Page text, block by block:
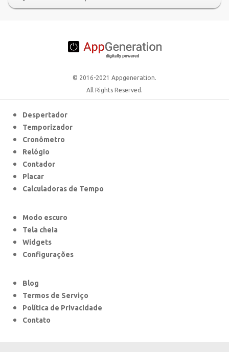
© 2016-2021 Appgeneration.
All Rights Reserved.
Despertador
Temporizador
Cronômetro
Relógio
Contador
Placar
Calculadoras de Tempo
Modo escuro
Tela cheia
Widgets
Configurações
Blog
Termos de Serviço
Política de Privacidade
Contato